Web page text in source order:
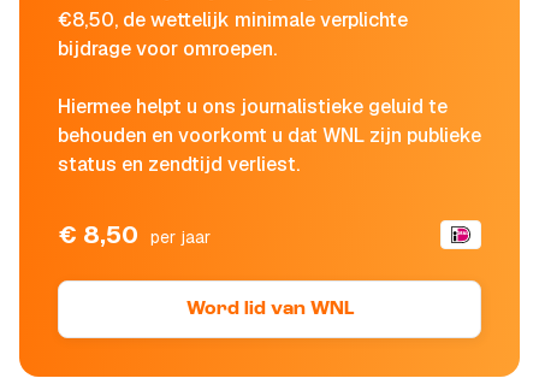
€8,50, de wettelijk minimale verplichte
bijdrage voor omroepen.
Hiermee helpt u ons journalistieke geluid te
behouden en voorkomt u dat WNL zijn publieke
status en zendtijd verliest.
€ 8,50 per jaar
Word lid van WNL